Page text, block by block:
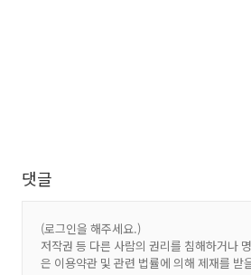
댓글